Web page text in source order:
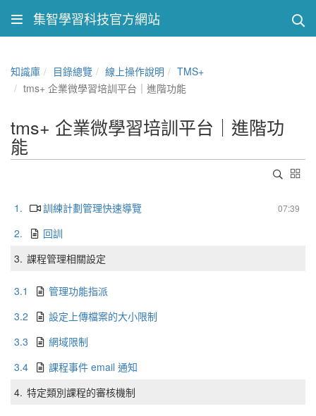
集智學習科技官方網站
知識庫 目錄總覽 線上操作說明
TMS+
tms+ 企業微學習培訓平台｜進階功能
tms+ 企業微學習培訓平台｜進階功
能
1. 07:39
訓練計劃管理快速導覽
2.
回訓
3. 課程管理相關設定
3.1
管理功能指派
3.2
設定上傳檔案的大小限制
3.3
網域限制
3.4
課程事件 email 通知
4. 特定類別課程的審核機制